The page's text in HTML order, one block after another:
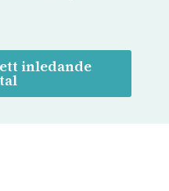
inledande